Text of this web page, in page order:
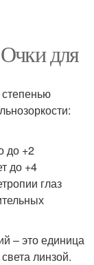
для
до +2
до +4
глаз
– это единица
линзой.